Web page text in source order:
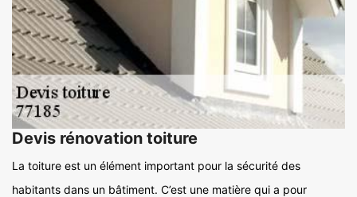
Devis rénovation toiture
La toiture est un élément important pour la sécurité des
habitants dans un bâtiment. C’est une matière qui a pour